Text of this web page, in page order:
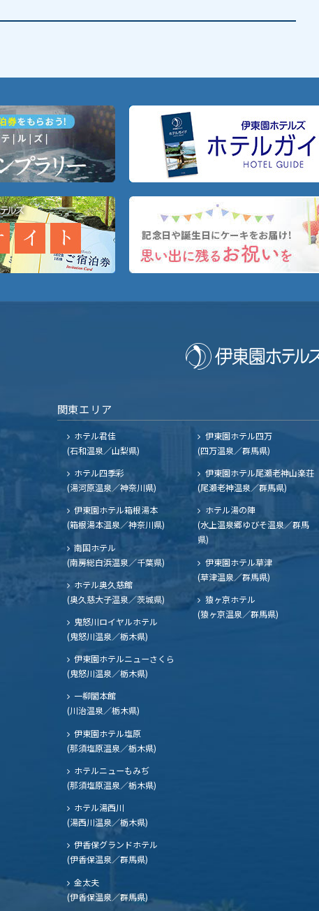
関東エリア
ホテル君佳
(石和温泉／山梨県)
ホテル四季彩
(湯河原温泉／神奈川県)
伊東園ホテル箱根湯本
(箱根湯本温泉／神奈川県)
南国ホテル
(南房総白浜温泉／千葉県)
ホテル奥久慈館
(奥久慈大子温泉／茨城県)
鬼怒川ロイヤルホテル
(鬼怒川温泉／栃木県)
伊東園ホテルニューさくら
(鬼怒川温泉／栃木県)
一柳閣本館
(川治温泉／栃木県)
伊東園ホテル塩原
(那須塩原温泉／栃木県)
ホテルニューもみぢ
(那須塩原温泉／栃木県)
ホテル湯西川
(湯西川温泉／栃木県)
伊香保グランドホテル
(伊香保温泉／群馬県)
金太夫
(伊香保温泉／群馬県)
伊東園ホテル四万
(四万温泉／群馬県)
伊東園ホテル尾瀬老神山楽荘
(尾瀬老神温泉／群馬県)
ホテル湯の陣
(水上温泉郷ゆびそ温泉／群馬
県)
伊東園ホテル草津
(草津温泉／群馬県)
猿ヶ京ホテル
(猿ヶ京温泉／群馬県)